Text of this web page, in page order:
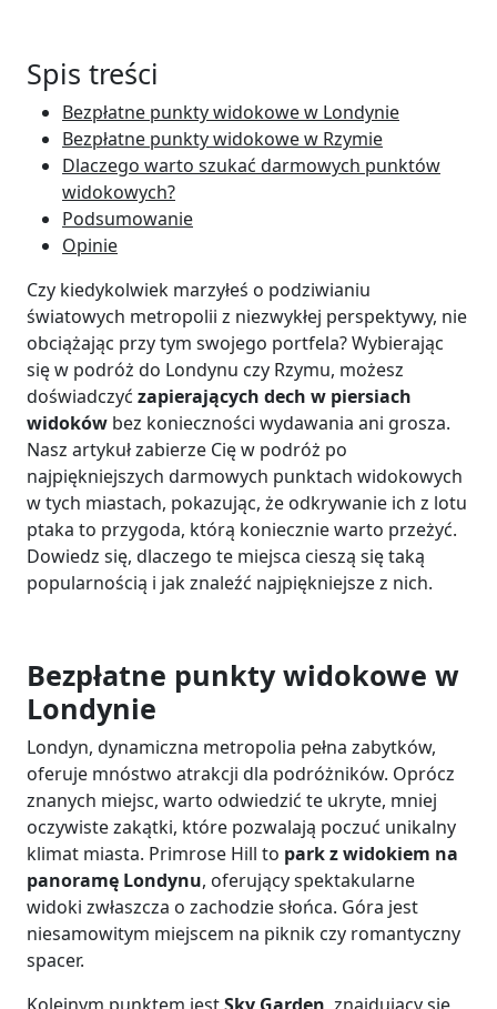
Spis treści
Bezpłatne punkty widokowe w Londynie
Bezpłatne punkty widokowe w Rzymie
Dlaczego warto szukać darmowych punktów
widokowych?
Podsumowanie
Opinie
Czy kiedykolwiek marzyłeś o podziwianiu
światowych metropolii z niezwykłej perspektywy, nie
obciążając przy tym swojego portfela? Wybierając
się w podróż do Londynu czy Rzymu, możesz
doświadczyć zapierających dech w piersiach
widoków bez konieczności wydawania ani grosza.
Nasz artykuł zabierze Cię w podróż po
najpiękniejszych darmowych punktach widokowych
w tych miastach, pokazując, że odkrywanie ich z lotu
ptaka to przygoda, którą koniecznie warto przeżyć.
Dowiedz się, dlaczego te miejsca cieszą się taką
popularnością i jak znaleźć najpiękniejsze z nich.
Bezpłatne punkty widokowe w
Londynie
Londyn, dynamiczna metropolia pełna zabytków,
oferuje mnóstwo atrakcji dla podróżników. Oprócz
znanych miejsc, warto odwiedzić te ukryte, mniej
oczywiste zakątki, które pozwalają poczuć unikalny
klimat miasta. Primrose Hill to park z widokiem na
panoramę Londynu, oferujący spektakularne
widoki zwłaszcza o zachodzie słońca. Góra jest
niesamowitym miejscem na piknik czy romantyczny
spacer.